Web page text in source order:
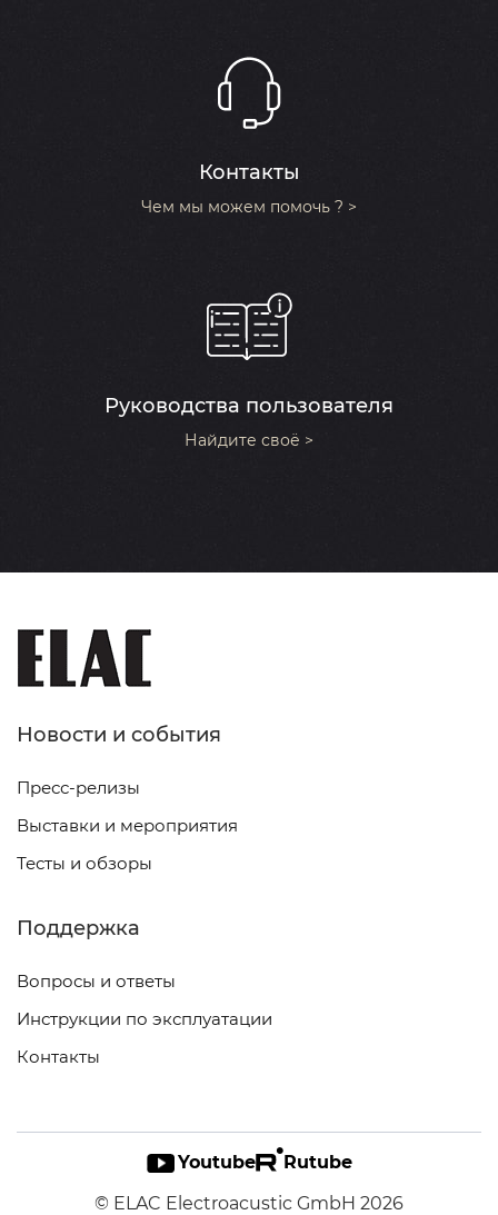
Контакты
Чем мы можем помочь ? >
Руководства пользователя
Найдите своё >
Новости и события
Пресс-релизы
Выставки и мероприятия
Тесты и обзоры
Поддержка
Вопросы и ответы
Инструкции по эксплуатации
Контакты
© ELAC Electroacustic GmbH 2026
Youtube Rutube